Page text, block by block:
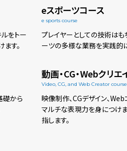
をトー
す。
eスポーツコース
e sports course
プレイヤーとしての技術はも
ーツの多様な業務を実践的
礎から
動画・CG・Webクリ
Video, CG, and Web Creator course
映像制作、CGデザイン、
マルチな表現力を身につけ
指します。